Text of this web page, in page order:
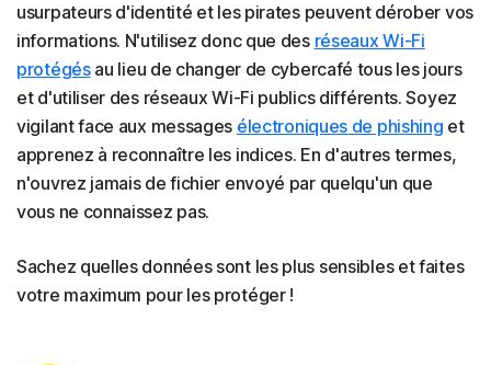
usurpateurs d'identité et les pirates peuvent dérober vos
informations. N'utilisez donc que des réseaux Wi-Fi
protégésau lieu de changer de cybercafé tous les jours
et d'utiliser des réseaux Wi-Fi publics différents. Soyez
vigilant face aux messages électroniques de phishing et
apprenez à reconnaître les indices. En d'autres termes,
n'ouvrez jamais de fichier envoyé par quelqu'un que
vous ne connaissez pas.
Sachez quelles données sont les plus sensibles et faites
votre maximum pour les protéger !